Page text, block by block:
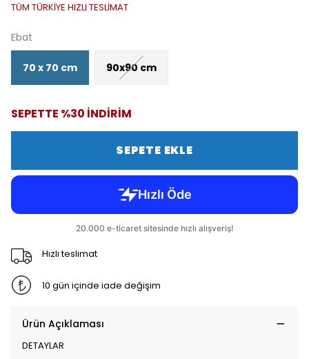
TÜM TÜRKİYE HIZLI TESLİMAT
Ebat
70 x 70 cm 90x90 cm
SEPETTE %30 İNDİRİM
SEPETE EKLE
Hızlı teslimat
10 gün içinde iade değişim
Ürün Açıklaması
DETAYLAR